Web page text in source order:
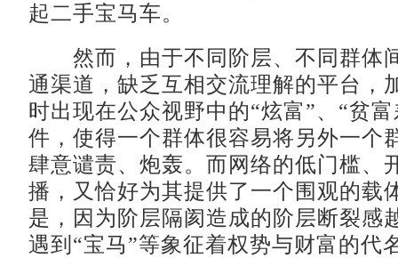
起二手宝马车。
然而，由于不同阶层、不同群体
通渠道，缺乏互相交流理解的平台，
时出现在公众视野中的“炫富”、“贫
件，使得一个群体很容易将另外一个
肆意谴责、炮轰。而网络的低门槛、
播，又恰好为其提供了一个围观的载
是，因为阶层隔阂造成的阶层断裂感
遇到“宝马”等象征着权势与财富的代